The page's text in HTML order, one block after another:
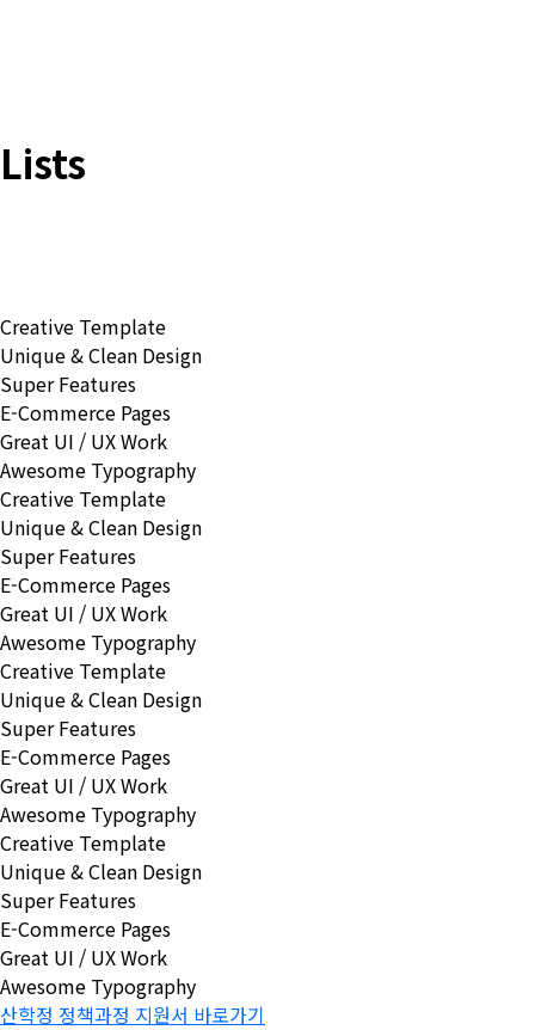
Lists
Creative Template
Unique & Clean Design
Super Features
E-Commerce Pages
Great UI / UX Work
Awesome Typography
Creative Template
Unique & Clean Design
Super Features
E-Commerce Pages
Great UI / UX Work
Awesome Typography
Creative Template
Unique & Clean Design
Super Features
E-Commerce Pages
Great UI / UX Work
Awesome Typography
Creative Template
Unique & Clean Design
Super Features
E-Commerce Pages
Great UI / UX Work
Awesome Typography
산학정 정책과정 지원서 바로가기